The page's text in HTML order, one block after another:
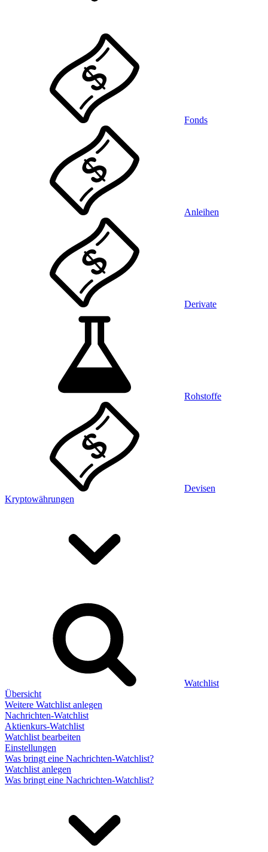
Fonds
Anleihen
Derivate
Rohstoffe
Devisen
Kryptowährungen
Watchlist
Übersicht
Weitere Watchlist anlegen
Nachrichten-Watchlist
Aktienkurs-Watchlist
Watchlist bearbeiten
Einstellungen
Was bringt eine Nachrichten-Watchlist?
Watchlist anlegen
Was bringt eine Nachrichten-Watchlist?